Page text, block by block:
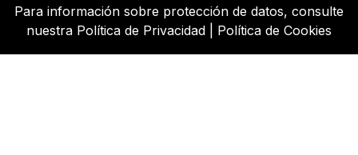
Para información sobre protección de datos, consulte
nuestra Política de Privacidad Política de Cookies